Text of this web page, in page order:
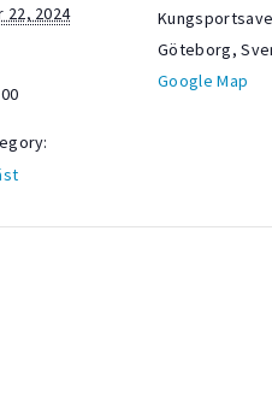
22, 2024
Göteborg,
Google Map